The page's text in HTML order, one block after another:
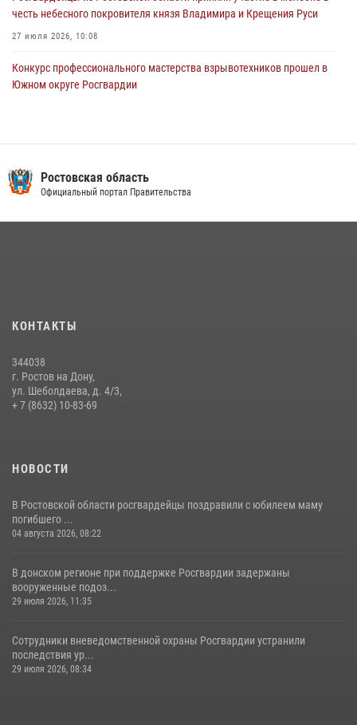
честь небесного покровителя князя Владимира и Крещения Руси
27 июля 2026, 10:08
Конкурс профессионального мастерства взрывотехников прошел в
Южном округе Росгвардии
продажи
13 июля 2026, 10:22
В донской столице Росгвардия приняла участие в оперативно-
профилактических мероприятиях в районе рынков «Темерник»
27 июля 2026, 12:35
Ростовская область
Официальный портал Правительства
КОНТАКТЫ
344038
г. Ростов на Дону,
ул. Шеболдаева, д. 4/3,
+ 7 (8632) 10-83-69
НОВОСТИ
В Ростовской области росгвардейцы поздравили с юбилеем маму
погибшего ...
04 августа 2026, 08:22
В донском регионе при поддержке Росгвардии задержаны
вооруженные подоз...
29 июля 2026, 11:35
Сотрудники вневедомственной охраны Росгвардии устранили
последствия ур...
29 июля 2026, 08:34